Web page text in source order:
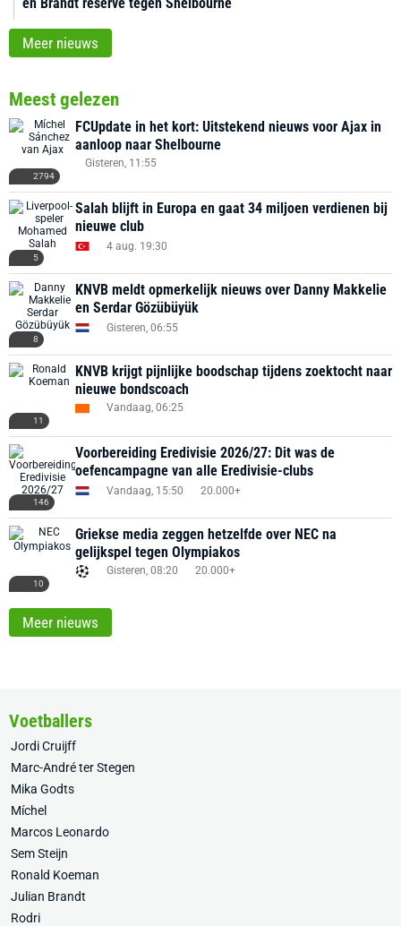
Meer nieuws
Meest gelezen
2794
FCUpdate in het kort: Uitstekend nieuws voor Ajax in
aanloop naar Shelbourne
Gisteren, 11:55
5
Salah blijft in Europa en gaat 34 miljoen verdienen bij
nieuwe club
4 aug. 19:30
8
KNVB meldt opmerkelijk nieuws over Danny Makkelie
en Serdar Gözübüyük
Gisteren, 06:55
11
KNVB krijgt pijnlijke boodschap tijdens zoektocht naar
nieuwe bondscoach
Vandaag, 06:25
146
Voorbereiding Eredivisie 2026/27: Dit was de
oefencampagne van alle Eredivisie-clubs
Vandaag, 15:50 20.000+
10
Griekse media zeggen hetzelfde over NEC na
gelijkspel tegen Olympiakos
Gisteren, 08:20 20.000+
Meer nieuws
Voetballers
Jordi Cruijff
Marc-André ter Stegen
Mika Godts
Míchel
Marcos Leonardo
Sem Steijn
Ronald Koeman
Julian Brandt
Rodri